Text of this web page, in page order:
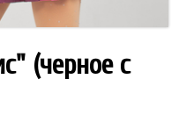
(черное с